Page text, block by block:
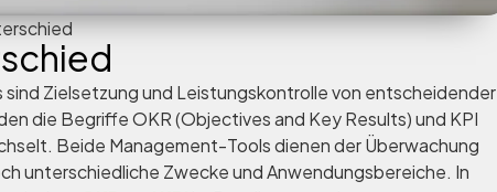
sind Zielsetzung und Leistungskontrolle von entscheidender
die Begriffe OKR (Objectives and Key Results) und KPI
Beide Management-Tools dienen der Überwachung
unterschiedliche Zwecke und Anwendungsbereiche. In